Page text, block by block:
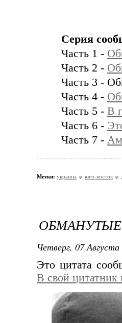
Серия
Часть 1 -
Часть 2 -
Часть 3 -
Часть 4 -
Часть 5 - В
Часть 6 -
Часть 7 -
Метки: украина юго-восток
Четверг, 07
Это цитата
В свой цитатник